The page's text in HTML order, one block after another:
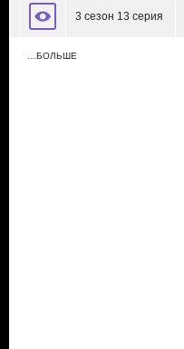
3 сезон 13 серия
…БОЛЬШЕ